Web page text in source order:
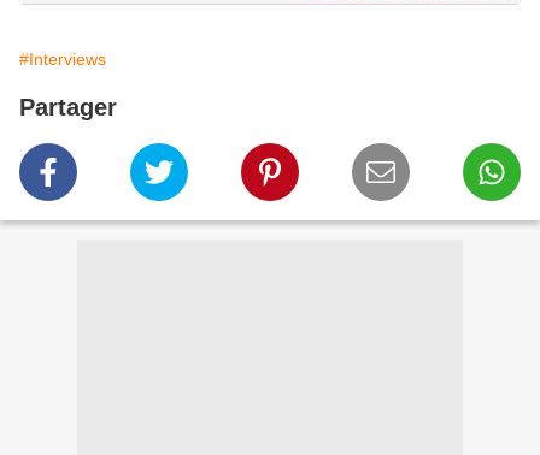
#Interviews
Partager